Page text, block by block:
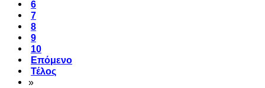
6
7
8
9
10
Επόμενο
Τέλος
»